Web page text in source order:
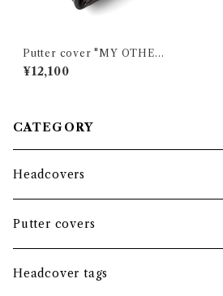
Putter cover "MY OTHER
PUTTER IS..." BLACK / La
rge mallet
¥12,100
CATEGORY
Headcovers
Headcover bundle
Driver
Putter covers
Blade
Headcover tags